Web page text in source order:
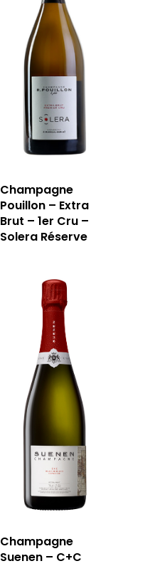
Champagne
Pouillon – Extra
Brut – 1er Cru –
Solera Réserve
Champagne
Suenen – C+C